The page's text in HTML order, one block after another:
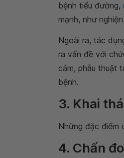
bệnh tiểu đường,
mạnh, như
Ngoài ra, tác
ra vấn đề với
cảm, phẫu thuật
bệnh.
3. Khai
Những đặc điểm
4. Chẩn